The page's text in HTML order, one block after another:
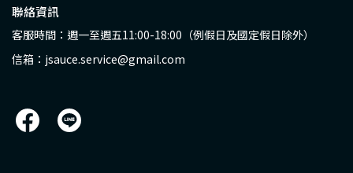
聯絡資訊
客服時間：週一至週五11:00-18:00（例假日及國定假日除外）
信箱：jsauce.service@gmail.com